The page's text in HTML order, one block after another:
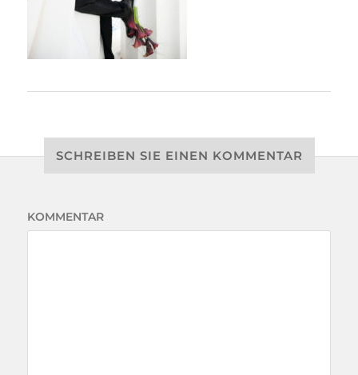
SCHREIBEN SIE EINEN KOMMENTAR
KOMMENTAR